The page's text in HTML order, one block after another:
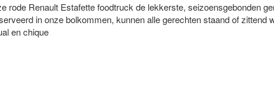
rode Renault Estafette foodtruck de lekkerste, seizoensgebonden
in onze bolkommen, kunnen alle gerechten staand of zittend
en chique